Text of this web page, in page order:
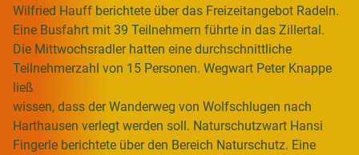
Wilfried Hauff berichtete über das Freizeitangebot Radeln.
Eine Busfahrt mit 39 Teilnehmern führte in das Zillertal.
Die Mittwochsradler hatten eine durchschnittliche
Teilnehmerzahl von 15 Personen. Wegwart Peter Knappe
ließ
wissen, dass der Wanderweg von Wolfschlugen nach
Harthausen verlegt werden soll. Naturschutzwart Hansi
Fingerle berichtete über den Bereich Naturschutz. Eine